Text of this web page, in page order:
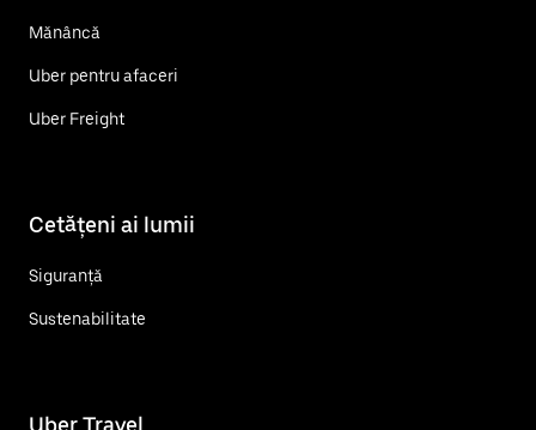
Mănâncă
Uber pentru afaceri
Uber Freight
Cetățeni ai lumii
Siguranță
Sustenabilitate
Uber Travel